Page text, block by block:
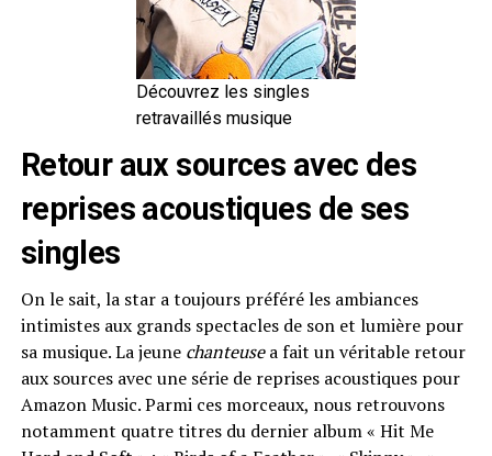
Découvrez les singles
retravaillés musique
Retour aux sources avec des
reprises acoustiques de ses
singles
On le sait, la star a toujours préféré les ambiances
intimistes aux grands spectacles de son et lumière pour
sa musique. La jeune chanteusea fait un véritable retour
aux sources avec une série de reprises acoustiques pour
Amazon Music. Parmi ces morceaux, nous retrouvons
notamment quatre titres du dernier album « Hit Me